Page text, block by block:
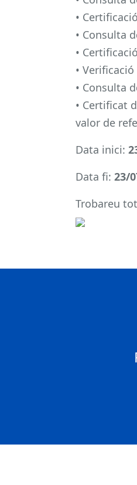
•
• Consulta
•
•
• Consulta
• Certificat
valor de
Data inici:
Data fi: 23/
Trobareu